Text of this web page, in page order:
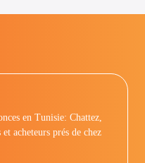
en Tunisie: Chattez,
acheteurs prés de chez